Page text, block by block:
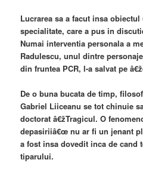
Lucrarea sa a facut insa
specialitate, care a pus in
Numai interventia personala a
Radulescu, unul dintre
din fruntea PCR, l-a salvat pe
De o buna bucata de timp,
Gabriel Liiceanu se tot chinuie
doctorat â€žTragicul. O
depasiriiâ€œ nu ar fi un jenant
a fost insa dovedit inca de cand
tiparului.